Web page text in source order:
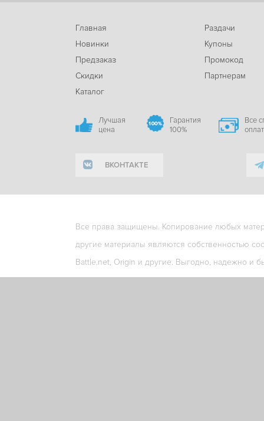
Главная
Новинки
Предзаказ
Скидки
Каталог
Раздачи
Купоны
Промокод
Партнерам
Лучшая
цена
Гарантия
100%
Все
ВКОНТАКТЕ
Все права защищены. Копирование любых
другие материалы являются собственностью
Battle.net, Origin и другие. Выгодно, надежно и